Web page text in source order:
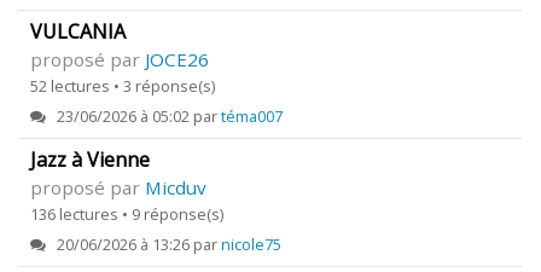
VULCANIA
proposé par JOCE26
52 lectures • 3 réponse(s)
23/06/2026 à 05:02 partéma007
Jazz à Vienne
proposé par Micduv
136 lectures • 9 réponse(s)
20/06/2026 à 13:26 parnicole75